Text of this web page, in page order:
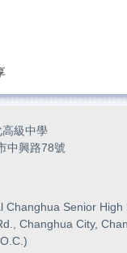
級中學
中興路78號
Changhua Senior High
Changhua City,